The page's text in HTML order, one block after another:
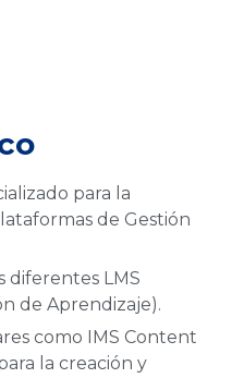
para la
de Gestión
diferentes LMS
de Aprendizaje).
como IMS Content
la creación y